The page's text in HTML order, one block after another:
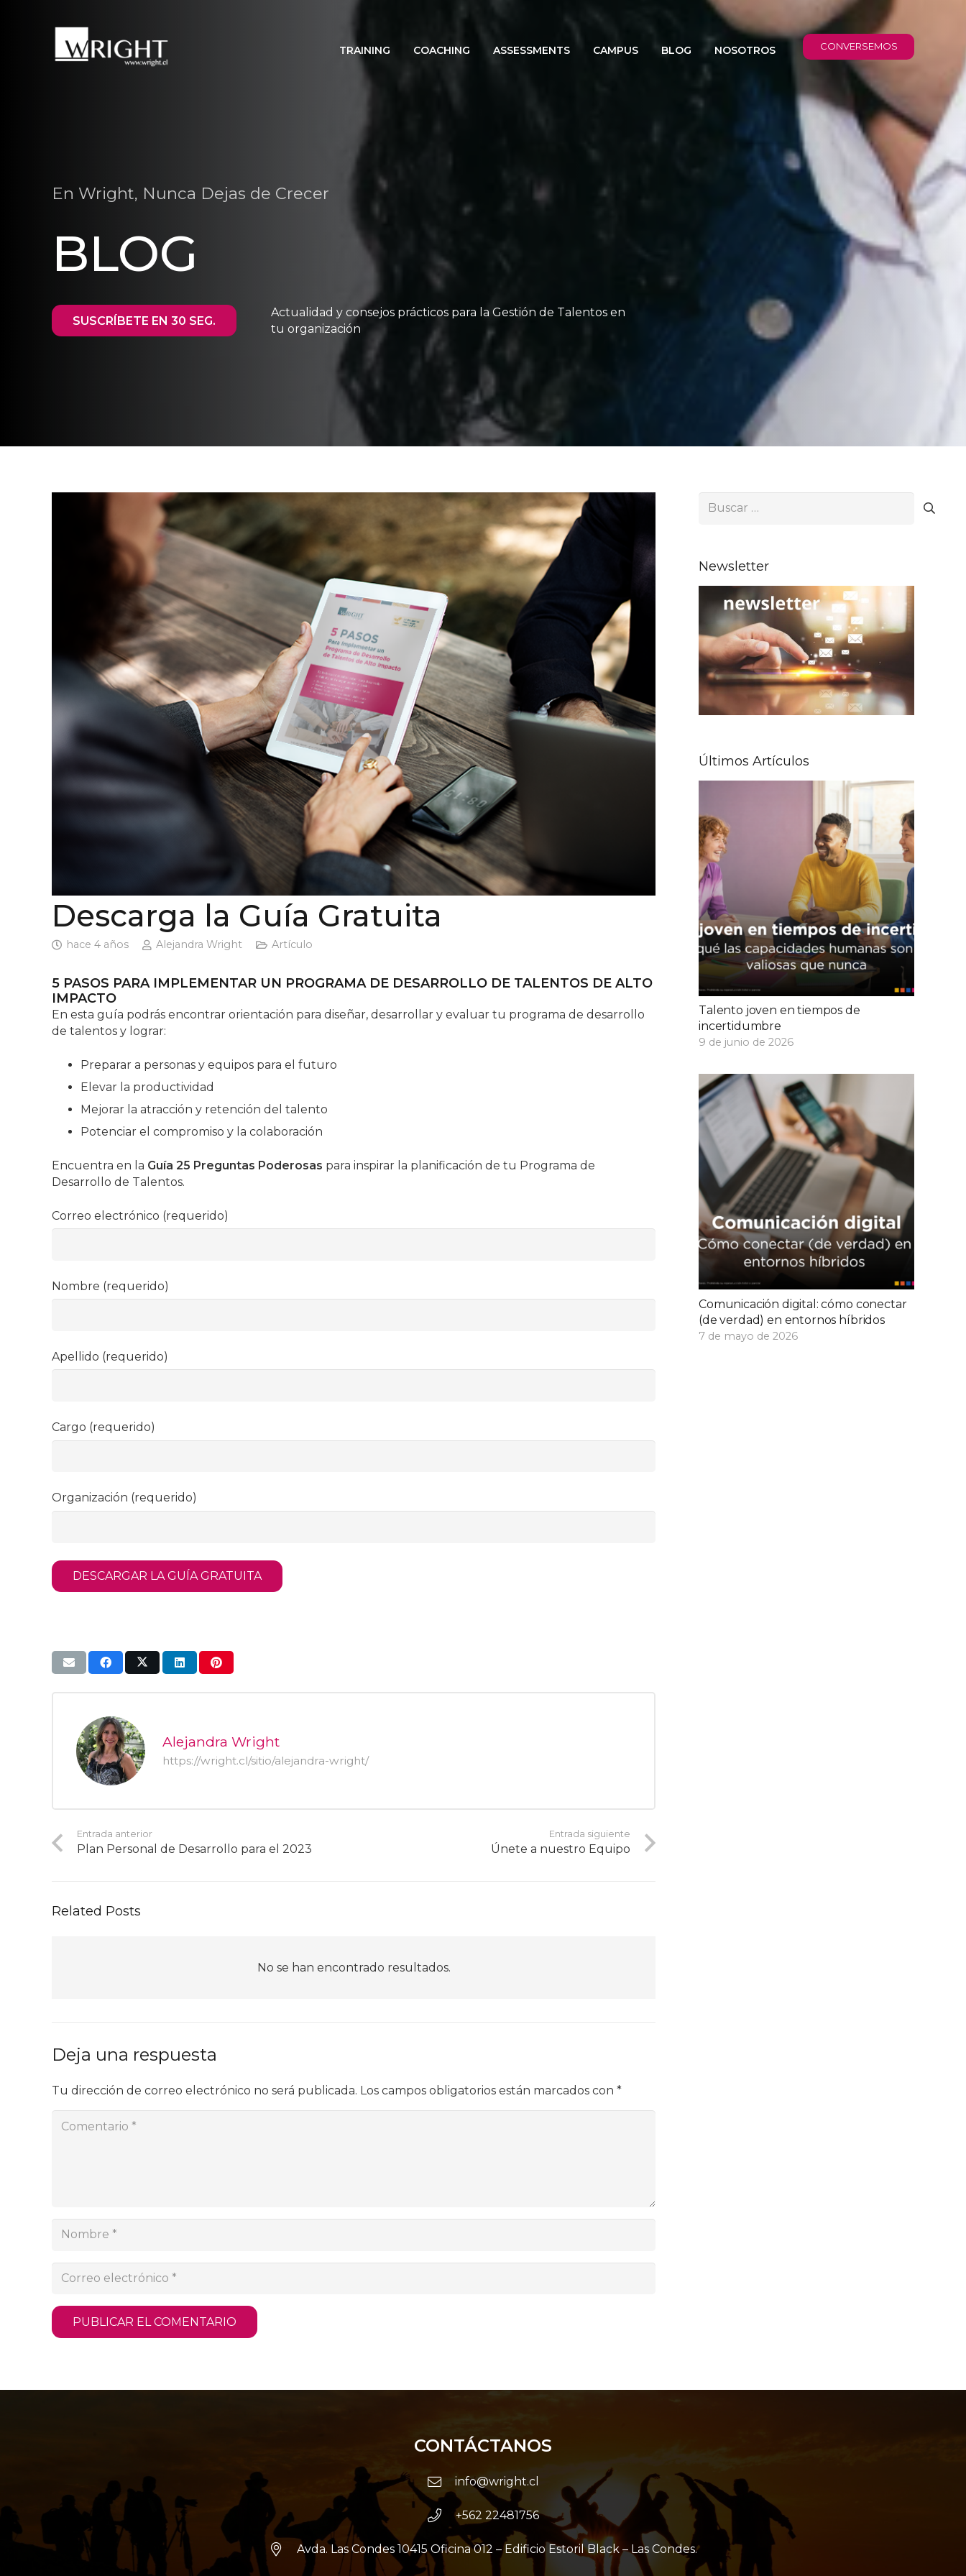
TRAINING COACHING ASSESSMENTS CAMPUS BLOG NOSOTROS CONVERSEMOS
En Wright, Nunca Dejas de Crecer
BLOG
SUSCRÍBETE EN 30 SEG.
Actualidad y consejos prácticos para la Gestión de Talentos en
tu organización
Descarga la Guía Gratuita
hace 4 años Alejandra Wright Artículo
5 PASOS PARA IMPLEMENTAR UN PROGRAMA DE DESARROLLO DE TALENTOS DE ALTO
IMPACTO
En esta guía podrás encontrar orientación para diseñar, desarrollar y evaluar tu programa de desarrollo
de talentos y lograr:
Preparar a personas y equipos para el futuro
Elevar la productividad
Mejorar la atracción y retención del talento
Potenciar el compromiso y la colaboración
Encuentra en la Guía 25 Preguntas Poderosas para inspirar la planificación de tu Programa de
Desarrollo de Talentos.
Correo electrónico (requerido)
Nombre (requerido)
Apellido (requerido)
Cargo (requerido)
Organización (requerido)
Alejandra Wright
https://wright.cl/sitio/alejandra-wright/
Entrada anterior
Plan Personal de Desarrollo para el 2023
Entrada siguiente
Únete a nuestro Equipo
Related Posts
No se han encontrado resultados.
Deja una respuesta
Tu dirección de correo electrónico no será publicada. Los campos obligatorios están marcados con *
PUBLICAR EL COMENTARIO
Buscar:
Newsletter
Últimos Artículos
Talento joven en tiempos de
incertidumbre
9 de junio de 2026
Comunicación digital: cómo conectar
(de verdad) en entornos híbridos
7 de mayo de 2026
CONTÁCTANOS
info@wright.cl
+562 22481756
Avda. Las Condes 10415 Oficina 012 – Edificio Estoril Black – Las Condes.